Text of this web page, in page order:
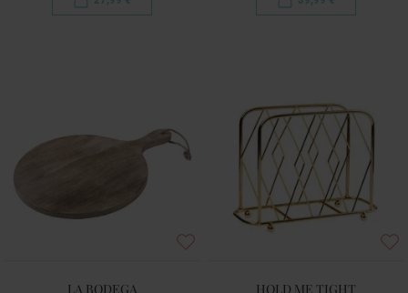
LA BODEGA HOLD ME TIGHT